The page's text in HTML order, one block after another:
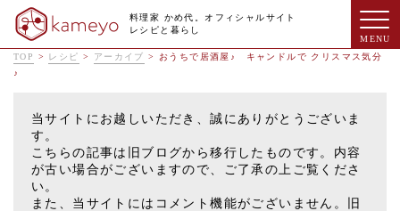
料理家 かめ代。オフィシャルサイト
レシピと暮らし
TOP > レシピ > アーカイブ > おうちで居酒屋♪ キャンドルで クリスマス気分
♪
当サイトにお越しいただき、誠にありがとうございま
す。
こちらの記事は旧ブログから移行したものです。内容
が古い場合がございますので、ご了承の上ご覧くださ
い。
また、当サイトにはコメント機能がございません。旧